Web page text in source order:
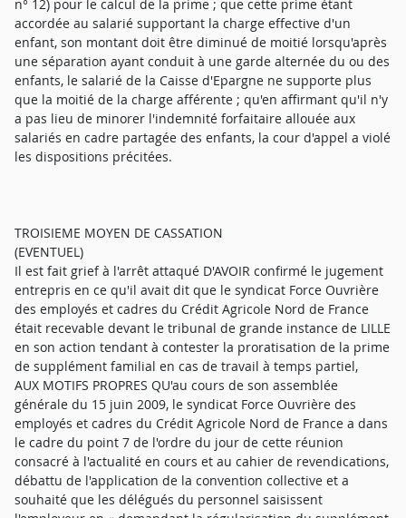
n° 12) pour le calcul de la prime ; que cette prime étant
accordée au salarié supportant la charge effective d'un
enfant, son montant doit être diminué de moitié lorsqu'après
une séparation ayant conduit à une garde alternée du ou des
enfants, le salarié de la Caisse d'Epargne ne supporte plus
que la moitié de la charge afférente ; qu'en affirmant qu'il n'y
a pas lieu de minorer l'indemnité forfaitaire allouée aux
salariés en cadre partagée des enfants, la cour d'appel a violé
les dispositions précitées.
TROISIEME MOYEN DE CASSATION
(EVENTUEL)
Il est fait grief à l'arrêt attaqué D'AVOIR confirmé le jugement
entrepris en ce qu'il avait dit que le syndicat Force Ouvrière
des employés et cadres du Crédit Agricole Nord de France
était recevable devant le tribunal de grande instance de LILLE
en son action tendant à contester la proratisation de la prime
de supplément familial en cas de travail à temps partiel,
AUX MOTIFS PROPRES QU'au cours de son assemblée
générale du 15 juin 2009, le syndicat Force Ouvrière des
employés et cadres du Crédit Agricole Nord de France a dans
le cadre du point 7 de l'ordre du jour de cette réunion
consacré à l'actualité en cours et au cahier de revendications,
débattu de l'application de la convention collective et a
souhaité que les délégués du personnel saisissent